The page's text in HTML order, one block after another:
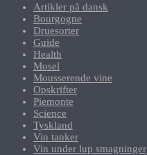
Artikler på dansk
Bourgogne
Druesorter
Guide
Health
Mosel
Mousserende vine
Opskrifter
Piemonte
Science
Tyskland
Vin tanker
Vin under lup smagninger